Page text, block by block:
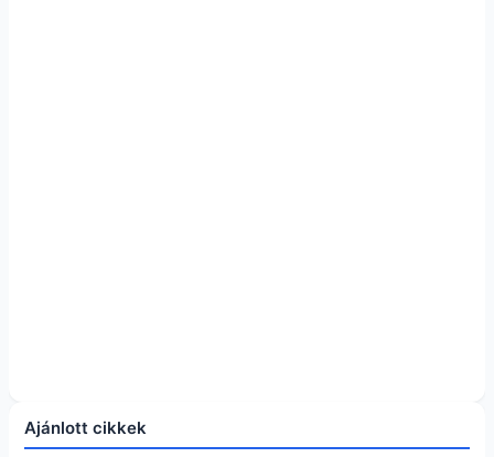
Ajánlott cikkek